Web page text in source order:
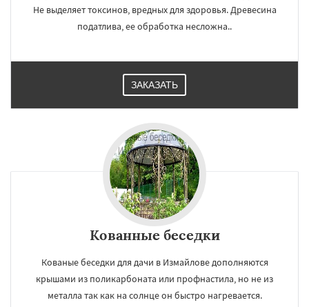
Не выделяет токсинов, вредных для здоровья. Древесина
податлива, ее обработка несложна..
ЗАКАЗАТЬ
Кованные беседки
Кованые беседки для дачи в Измайлове дополняются
крышами из поликарбоната или профнастила, но не из
металла так как на солнце он быстро нагревается.